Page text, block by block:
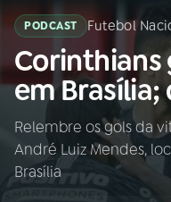
Buscar
na
Rádio
Nacional
PODCAST Futebol
Corinthians
em Brasília;
Relembre os gols da
André Luiz Mendes,
Brasília